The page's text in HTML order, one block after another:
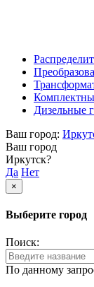
Дизельные
Ваш город:
Ваш город
Иркутск?
Да Нет
×
Выберите город
Поиск:
По данному